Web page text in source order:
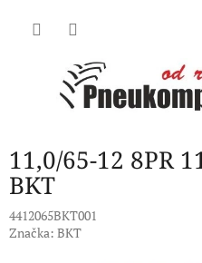
11,0/65-12 8PR
BKT
4412065BKT001
Značka: BKT